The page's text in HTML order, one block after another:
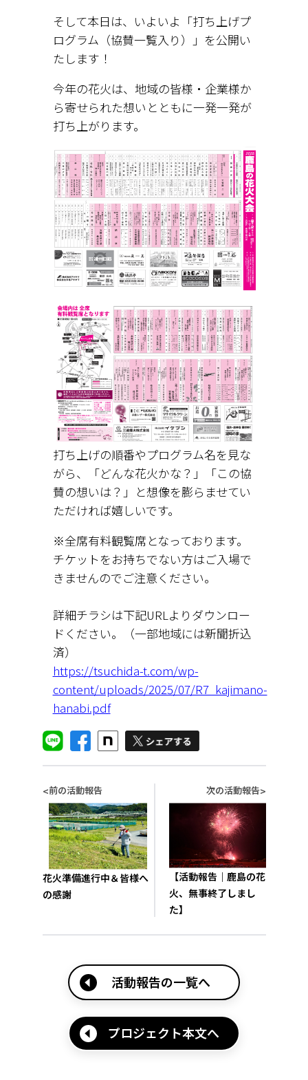
そして本日は、いよいよ「打ち上げプ
ログラム（協賛一覧入り）」を公開い
たします！
今年の花火は、地域の皆様・企業様か
ら寄せられた想いとともに一発一発が
打ち上がります。
打ち上げの順番やプログラム名を見な
がら、「どんな花火かな？」「この協
賛の想いは？」と想像を膨らませてい
ただければ嬉しいです。
※全席有料観覧席となっております。
チケットをお持ちでない方はご入場で
きませんのでご注意ください。
詳細チラシは下記URLよりダウンロー
ドください。（一部地域には新聞折込
済）
https://tsuchida-t.com/wp-
content/uploads/2025/07/R7_kajimano-
hanabi.pdf
<前の活動報告
花火準備進行中＆皆様へ
の感謝
【活動報告｜鹿島の花
火、無事終了しまし
た】
次の活動報告>
活動報告の一覧へ
プロジェクト本文へ